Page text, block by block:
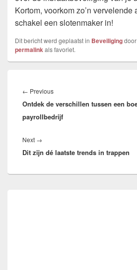
Kortom, voorkom zo’n vervelende
schakel een slotenmaker in!
Dit bericht werd geplaatst in Beveiligingdoor
permalinkals favoriet.
navigatie
← PreviousPrevious
post:
Ontdek de verschillen tussen een
payrollbedrijf
Next →
post:
Dit zijn dé laatste trends in trappen